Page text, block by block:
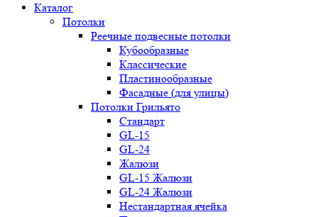
Каталог
Потолки
Реечные подвесные потолки
Кубообразные
Классические
Пластинообразные
Фасадные (для улицы)
Потолки Грильято
Стандарт
GL-15
GL-24
Жалюзи
GL-15 Жалюзи
GL-24 Жалюзи
Нестандартная ячейка